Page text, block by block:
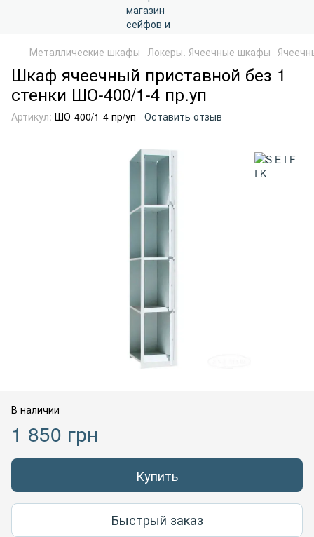
Металлические шкафы Локеры. Ячеечные шкафы
Шкаф ячеечный приставной без 1
стенки ШО-400/1-4 пр.уп
Артикул: ШО-400/1-4 пр/уп Оставить отзыв
В наличии
1 850 грн
Купить
Быстрый заказ